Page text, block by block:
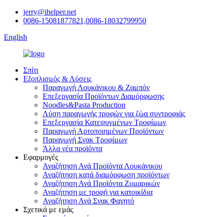
jerry@ihelper.net
0086-15081877821,0086-18032799950
English
Σπίτι
Εξοπλισμός & Λύσεις
Παραγωγή Λουκάνικου & Ζαμπόν
Επεξεργασία Προϊόντων Διαμόρφωσης
Noodles&Pasta Production
Λύση παραγωγής τροφών για ζώα συντροφιάς
Επεξεργασία Κατεψυγμένων Τροφίμων
Παραγωγή Αρτοποιημένων Προϊόντων
Παραγωγή Σνακ Τροφίμων
Άλλα νέα προϊόντα
Εφαρμογές
Αναζήτηση Ανά Προϊόντα Λουκάνικου
Αναζήτηση κατά διαμόρφωση προϊόντων
Αναζήτηση Ανά Προϊόντα Ζυμαρικών
Αναζήτηση με τροφή για κατοικίδια
Αναζήτηση Ανά Σνακ Φαγητό
Σχετικά με εμάς